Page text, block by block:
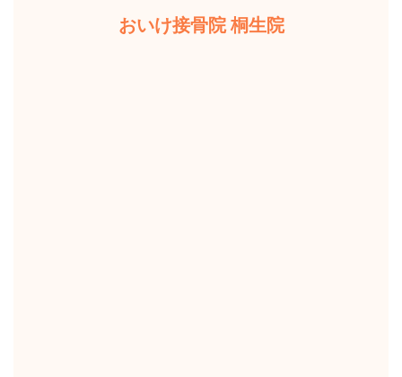
おいけ接骨院 桐生院